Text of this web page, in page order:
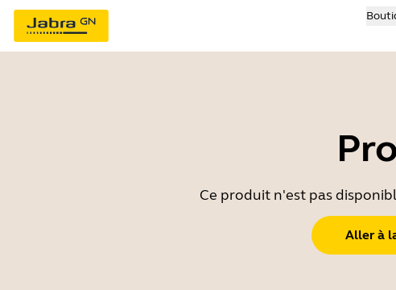
Ce produit n'est pas
Aller à